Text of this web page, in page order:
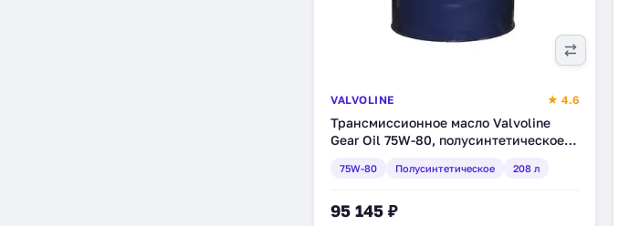
VALVOLINE ★ 4.6
Трансмиссионное масло Valvoline
Gear Oil 75W-80, полусинтетическое,
75W-80 Полусинтетическое 208 л
95 145 ₽